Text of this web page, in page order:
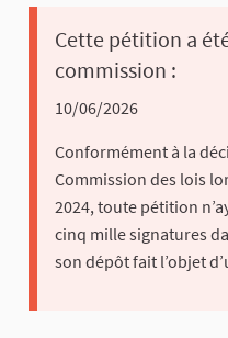
Cette pétition a
commission :
10/06/2026
Conformément à la
Commission des lois
2024, toute pétition
cinq mille signatures
son dépôt fait l’objet